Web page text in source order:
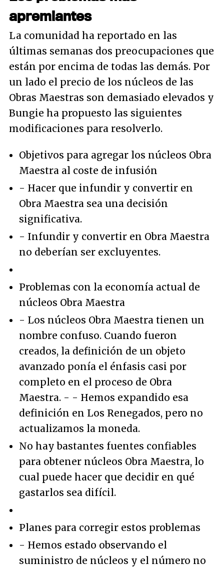
apremiantes
La comunidad ha reportado en las
últimas semanas dos preocupaciones que
están por encima de todas las demás. Por
un lado el precio de los núcleos de las
Obras Maestras son demasiado elevados y
Bungie ha propuesto las siguientes
modificaciones para resolverlo.
Objetivos para agregar los núcleos Obra
Maestra al coste de infusión
- Hacer que infundir y convertir en
Obra Maestra sea una decisión
significativa.
- Infundir y convertir en Obra Maestra
no deberían ser excluyentes.
Problemas con la economía actual de
núcleos Obra Maestra
- Los núcleos Obra Maestra tienen un
nombre confuso. Cuando fueron
creados, la definición de un objeto
avanzado ponía el énfasis casi por
completo en el proceso de Obra
Maestra. - - Hemos expandido esa
definición en Los Renegados, pero no
actualizamos la moneda.
No hay bastantes fuentes confiables
para obtener núcleos Obra Maestra, lo
cual puede hacer que decidir en qué
gastarlos sea difícil.
Planes para corregir estos problemas
- Hemos estado observando el
suministro de núcleos y el número no